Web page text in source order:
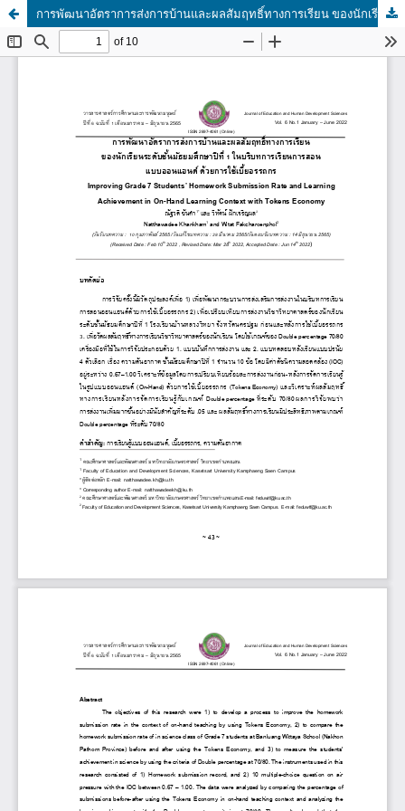
การพัฒนาอัตราการส่งการบ้านและผลสัมฤทธิ์ทางการเรียน ของนักเรียนระดับชั้นมัธยมศึกษาปีที่ 1 ในบริบทการเรียนการสอน แบบออนแฮนด์ ด้วยการใช้เบี้ยอรรถกร